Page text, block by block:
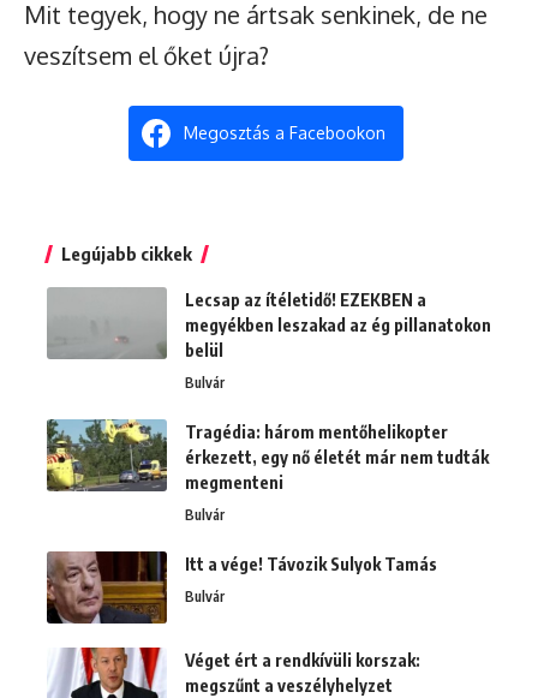
Mit tegyek, hogy ne ártsak senkinek, de ne
veszítsem el őket újra?
Megosztás a Facebookon
Legújabb cikkek
Lecsap az ítéletidő! EZEKBEN a
megyékben leszakad az ég pillanatokon
belül
Bulvár
Tragédia: három mentőhelikopter
érkezett, egy nő életét már nem tudták
megmenteni
Bulvár
Itt a vége! Távozik Sulyok Tamás
Bulvár
Véget ért a rendkívüli korszak:
megszűnt a veszélyhelyzet